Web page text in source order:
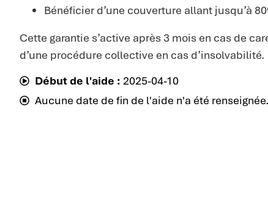
Bénéficier d’une couverture allant jusqu’à
Cette garantie s’active après 3 mois en cas de
d’une procédure collective en cas d’insolvabilité.
Début de l'aide : 2025-04-10
Aucune date de fin de l'aide n'a été renseignée.